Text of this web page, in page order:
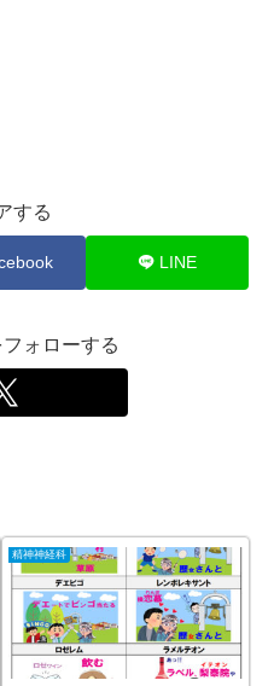
する
LINE
ォローする
精神神経科